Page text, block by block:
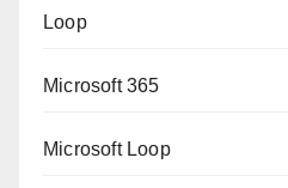
Loop
Microsoft 365
Microsoft Loop